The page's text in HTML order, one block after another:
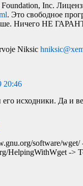
Inc.
. Это свободное
Ничего НЕ
Niksic
20:46
его исходники. Да и
software/wget/
HelpingWithWget ->